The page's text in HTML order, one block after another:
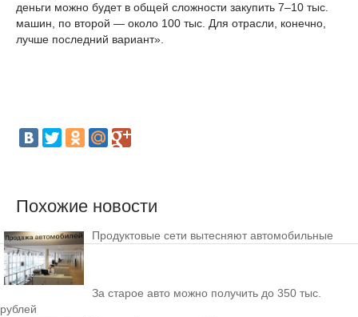
деньги можно будет в общей сложности закупить 7–10 тыс.
машин, по второй — около 100 тыс. Для отрасли, конечно,
лучше последний вариант».
Похожие новости
Продуктовые сети вытесняют автомобильные
За старое авто можно получить до 350 тыс.
рублей